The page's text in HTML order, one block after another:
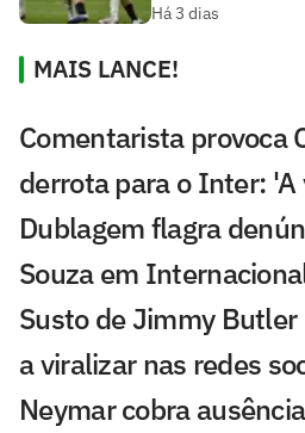
Há 3 dias
MAIS LANCE!
Comentarista provoca
derrota para o Inter: 'A
Dublagem flagra
Souza em
Susto de Jimmy
a viralizar nas redes
Neymar cobra